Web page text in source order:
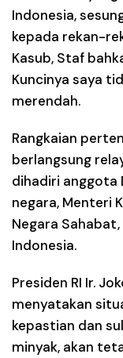
Indonesia,
kepada rekan-
Kasub, Staf
Kuncinya saya
merendah.
Rangkaian
berlangsung
dihadiri anggota
negara, Menteri
Negara
Indonesia.
Presiden RI Ir.
menyatakan
kepastian dan
minyak, akan